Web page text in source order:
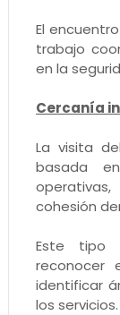
El
trabajo
en la
Cercanía
La visita
basada
cohesión
Este tipo
reconocer
identificar
los servicios.